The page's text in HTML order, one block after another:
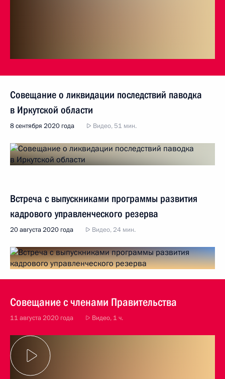
Совещание о ликвидации последствий паводка
в Иркутской области
8 сентября 2020 года Видео, 51 мин.
Встреча с выпускниками программы развития
кадрового управленческого резерва
20 августа 2020 года Видео, 24 мин.
Совещание с членами Правительства
11 августа 2020 года Видео, 1 ч.